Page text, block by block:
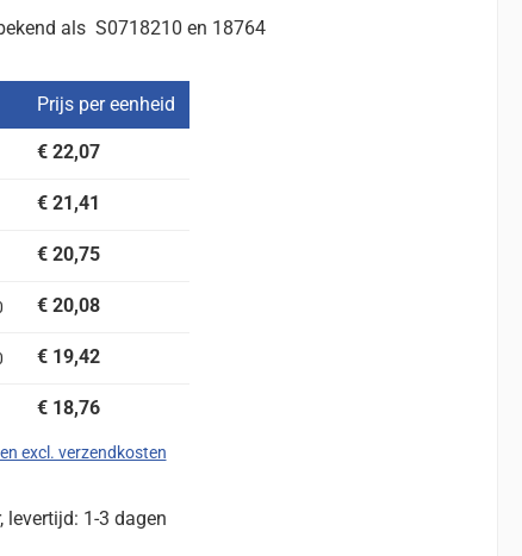
als S0718210 en 18764
Prijs per eenheid
€ 22,07
€ 21,41
€ 20,75
€ 20,08
€ 19,42
€ 18,76
excl. verzendkosten
levertijd: 1-3 dagen